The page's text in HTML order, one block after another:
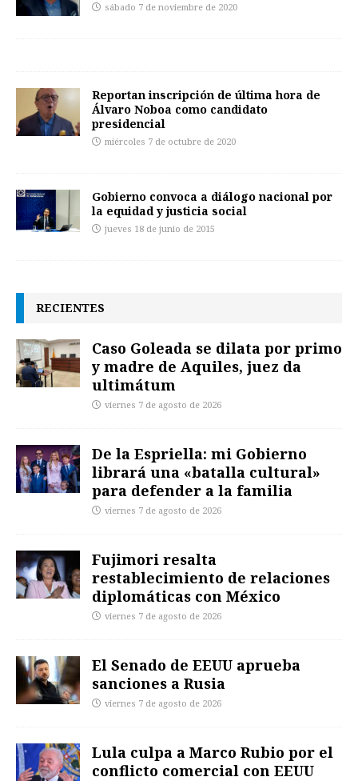
sábado 7 de noviembre de 2020
Reportan inscripción de última hora de
Álvaro Noboa como candidato
presidencial
miércoles 7 de octubre de 2020
Gobierno convoca a diálogo nacional por
la equidad y justicia social
jueves 18 de junio de 2015
RECIENTES
Caso Goleada se dilata por primo
y madre de Aquiles, juez da
ultimátum
viernes 7 de agosto de 2026
De la Espriella: mi Gobierno
librará una «batalla cultural»
para defender a la familia
viernes 7 de agosto de 2026
Fujimori resalta
restablecimiento de relaciones
diplomáticas con México
viernes 7 de agosto de 2026
El Senado de EEUU aprueba
sanciones a Rusia
viernes 7 de agosto de 2026
Lula culpa a Marco Rubio por el
conflicto comercial con EEUU